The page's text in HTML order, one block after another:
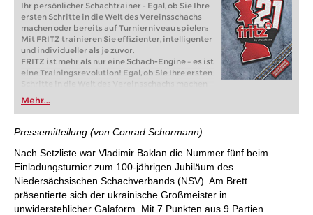
Ihr persönlicher Schachtrainer - Egal, ob Sie Ihre
ersten Schritte in die Welt des Vereinsschachs
machen oder bereits auf Turnierniveau spielen:
Mit FRITZ trainieren Sie effizienter, intelligenter
und individueller als je zuvor.
FRITZ ist mehr als nur eine Schach-Engine – es ist
eine Trainingsrevolution! Egal, ob Sie Ihre ersten
Schritte in die Welt des Vereinsschachs machen
oder bereits auf Turnierniveau spielen: Mit
FRITZ trainieren Sie effizienter, intelligenter und
individueller als je zuvor.
Mehr...
Pressemitteilung (von Conrad Schormann)
Nach Setzliste war Vladimir Baklan die Nummer fünf beim
Einladungsturnier zum 100-jährigen Jubiläum des
Niedersächsischen Schachverbands (NSV). Am Brett
präsentierte sich der ukrainische Großmeister in
unwiderstehlicher Galaform. Mit 7 Punkten aus 9 Partien